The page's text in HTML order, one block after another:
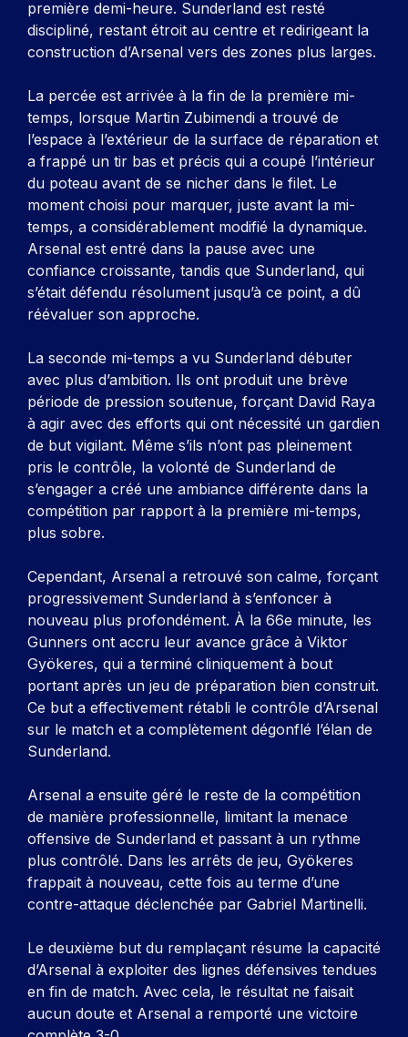
première demi-heure. Sunderland est resté
discipliné, restant étroit au centre et redirigeant la
construction d’Arsenal vers des zones plus larges.
La percée est arrivée à la fin de la première mi-
temps, lorsque Martin Zubimendi a trouvé de
l’espace à l’extérieur de la surface de réparation et
a frappé un tir bas et précis qui a coupé l’intérieur
du poteau avant de se nicher dans le filet. Le
moment choisi pour marquer, juste avant la mi-
temps, a considérablement modifié la dynamique.
Arsenal est entré dans la pause avec une
confiance croissante, tandis que Sunderland, qui
s’était défendu résolument jusqu’à ce point, a dû
réévaluer son approche.
La seconde mi-temps a vu Sunderland débuter
avec plus d’ambition. Ils ont produit une brève
période de pression soutenue, forçant David Raya
à agir avec des efforts qui ont nécessité un gardien
de but vigilant. Même s’ils n’ont pas pleinement
pris le contrôle, la volonté de Sunderland de
s’engager a créé une ambiance différente dans la
compétition par rapport à la première mi-temps,
plus sobre.
Cependant, Arsenal a retrouvé son calme, forçant
progressivement Sunderland à s’enfoncer à
nouveau plus profondément. À la 66e minute, les
Gunners ont accru leur avance grâce à Viktor
Gyökeres, qui a terminé cliniquement à bout
portant après un jeu de préparation bien construit.
Ce but a effectivement rétabli le contrôle d’Arsenal
sur le match et a complètement dégonflé l’élan de
Sunderland.
Arsenal a ensuite géré le reste de la compétition
de manière professionnelle, limitant la menace
offensive de Sunderland et passant à un rythme
plus contrôlé. Dans les arrêts de jeu, Gyökeres
frappait à nouveau, cette fois au terme d’une
contre-attaque déclenchée par Gabriel Martinelli.
Le deuxième but du remplaçant résume la capacité
d’Arsenal à exploiter des lignes défensives tendues
en fin de match. Avec cela, le résultat ne faisait
aucun doute et Arsenal a remporté une victoire